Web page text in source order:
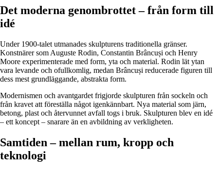
Det moderna genombrottet – från form till
idé
Under 1900-talet utmanades skulpturens traditionella gränser.
Konstnärer som Auguste Rodin, Constantin Brâncuși och Henry
Moore experimenterade med form, yta och material. Rodin lät ytan
vara levande och ofullkomlig, medan Brâncuși reducerade figuren till
dess mest grundläggande, abstrakta form.
Modernismen och avantgardet frigjorde skulpturen från sockeln och
från kravet att föreställa något igenkännbart. Nya material som järn,
betong, plast och återvunnet avfall togs i bruk. Skulpturen blev en idé
– ett koncept – snarare än en avbildning av verkligheten.
Samtiden – mellan rum, kropp och
teknologi